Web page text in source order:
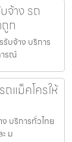
จ้าง รถ
ก
รับจ้าง บริการ
ารณ์
แม็คโครให้
บริการทั่วไทย
ม